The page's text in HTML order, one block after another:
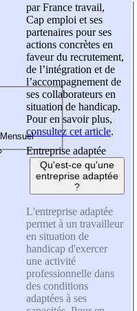
par France travail,
Cap emploi et ses
partenaires pour ses
actions concrètes en
faveur du recrutement,
de l’intégration et de
l’accompagnement de
ses collaborateurs en
situation de handicap.
Pour en savoir plus,
consultez cet article.
Entreprise adaptée
Qu'est-ce qu'une
entreprise adaptée
?
L'entreprise adaptée
permet à un travailleur
en situation de
handicap d'exercer
une activité
professionnelle dans
des conditions
adaptées à ses